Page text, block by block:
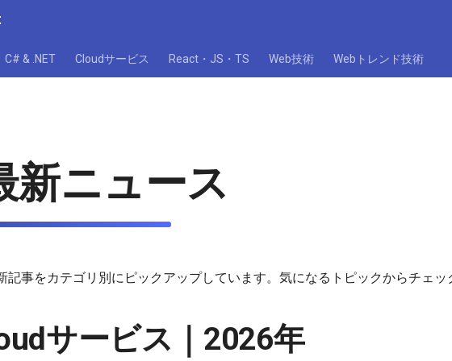
C# & .NET Cloudサービス React・JS・TS Web技術 Webトレンド技術
新ニュース
記事をカテゴリ別にピックアップしています。気になるトピックからチェ
サービス｜2026年